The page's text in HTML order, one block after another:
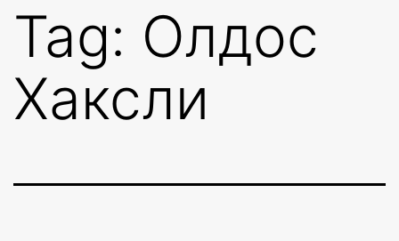
Tag: Олдос
Хаксли